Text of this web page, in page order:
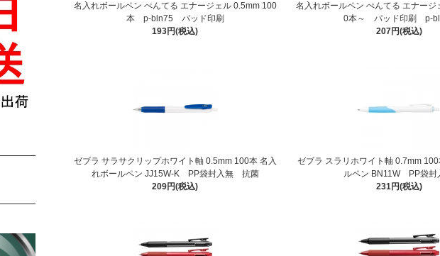
名入れボールペン ぺんてる エナージェル 0.5mm 100
本 p-bln75 パッド印刷
193円(税込)
名入れボールペン ぺんてる エナージ
0本～ パッド印刷 p-
207円(税込)
ゼブラ サラサクリップホワイト軸 0.5mm 100本 名入
れボールペン JJ15W-K PP袋封入無 抗菌
209円(税込)
ゼブラ スラリホワイト軸 0.7mm
ルペン BN11W PP袋封
231円(税込)